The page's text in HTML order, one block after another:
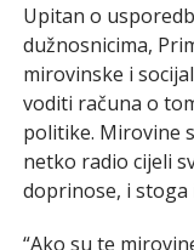
Upitan o
dužnosnicima,
mirovinske i
voditi računa o
politike. Mirovine
netko radio cijeli
doprinose, i stoga
“Ako su te